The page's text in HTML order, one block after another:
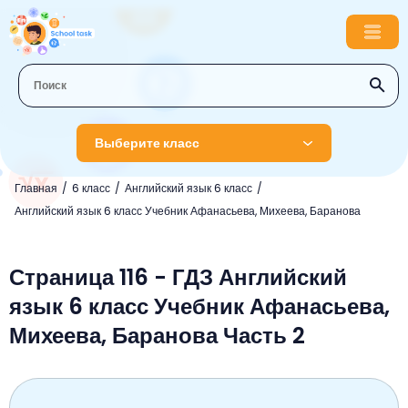
Выберите класс
Главная 6 класс
Английский язык 6 класс
Английский язык 6 класс Учебник Афанасьева, Михеева, Баранова
1 класс
Русский язык
Литературное чтение
Окружающий мир
Математика
Математика
Английский язык
Информатика
Литературное чтение
3 класс
Музыка
Окружающий мир
4 класс
5 класс
Страница 116 - ГДЗ Английский
язык 6 класс Учебник Афанасьева,
Михеева, Баранова Часть 2